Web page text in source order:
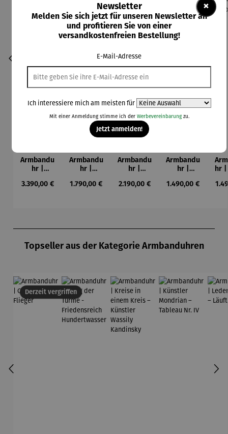
Armbandu
hr |
AVUS
Regulärer Preis:
3.390,00 €
Armbandu
hr |
C.
Regulärer Preis:
1.790,00 €
Armbandu
hr |
Taifun
Regulärer Preis:
2.190,00 €
Armbandu
hr |
Taifun mit
Regulärer Preis:
1.490,00 €
hr
Topseller aus der Kategorie Armbanduhren
Derzeit vergriffen
×
Newsletter
Melden Sie sich jetzt für unseren Newsletter an
und profitieren Sie von einer
versandkostenfreien Bestellung!
E-Mail-Adresse
Ich interessiere mich am meisten für
Mit einer Anmeldung stimme ich der Werbevereinbarungzu.
Jetzt anmelden!